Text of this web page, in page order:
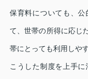
保育料についても、
て、世帯の所得に応じ
帯にとっても利用しや
こうした制度を上手